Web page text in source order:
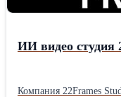
ИИ видео студия
Компания 22Frames